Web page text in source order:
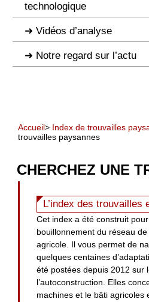
technologique
Vidéos d’analyse
Notre regard sur l’actu
Accueil> Index de trouvailles
trouvailles paysannes
CHERCHEZ UNE
L’index des trouvailles
Cet index a été construit
bouillonnement du réseau de
agricole. Il vous permet de
quelques centaines
été postées depuis 2012 sur
l’autoconstruction. Elles
machines et le bâti agricoles